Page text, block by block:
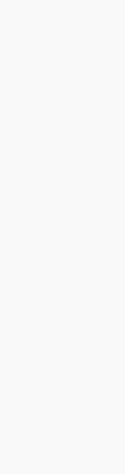
A
TÖBBEN
TOVÁBB
A KUTATÓK
AHOL
a hosszú élet
mindennapi
valaki